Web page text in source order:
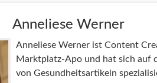
Anneliese Werner
Anneliese Werner ist Content
Marktplatz-Apo und hat sich auf
von Gesundheitsartikeln